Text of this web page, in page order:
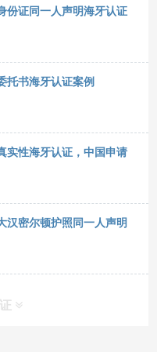
份证同一人声明海牙认证
托书海牙认证案例
实性海牙认证，中国申请
汉密尔顿护照同一人声明